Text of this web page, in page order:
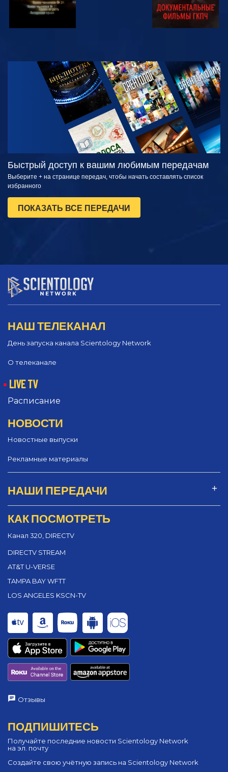
СМОТРЕТЬ
СМОТРЕТЬ
ПЕРЕДАЧИ
Быстрый доступ к вашим любимым передачам
Выберите + на странице передач, чтобы начать составлять список
избранного
ПОКАЗАТЬ ВСЕ ПЕРЕДАЧИ
НАШ ТЕЛЕКАНАЛ
День запуска канала Scientology Network
О телеканале
LIVE TV
Расписание
НОВОСТИ
Новостные выпуски
Рекламные материалы
НАШИ ПЕРЕДАЧИ
КАК ПОСМОТРЕТЬ
Канал 320, DIRECTV
DIRECTV STREAM
AT&T U-VERSE
TAMPA BAY WFTT
LOS ANGELES KSCN-TV
Отзывы
ПОДПИШИТЕСЬ
Получайте последние новости Scientology Network
на эл. почту
Создайте свою учётную запись на Scientology Network